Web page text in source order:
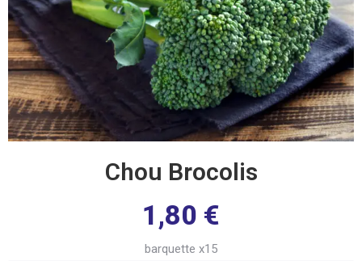
Chou Brocolis
1,80 €
barquette x15